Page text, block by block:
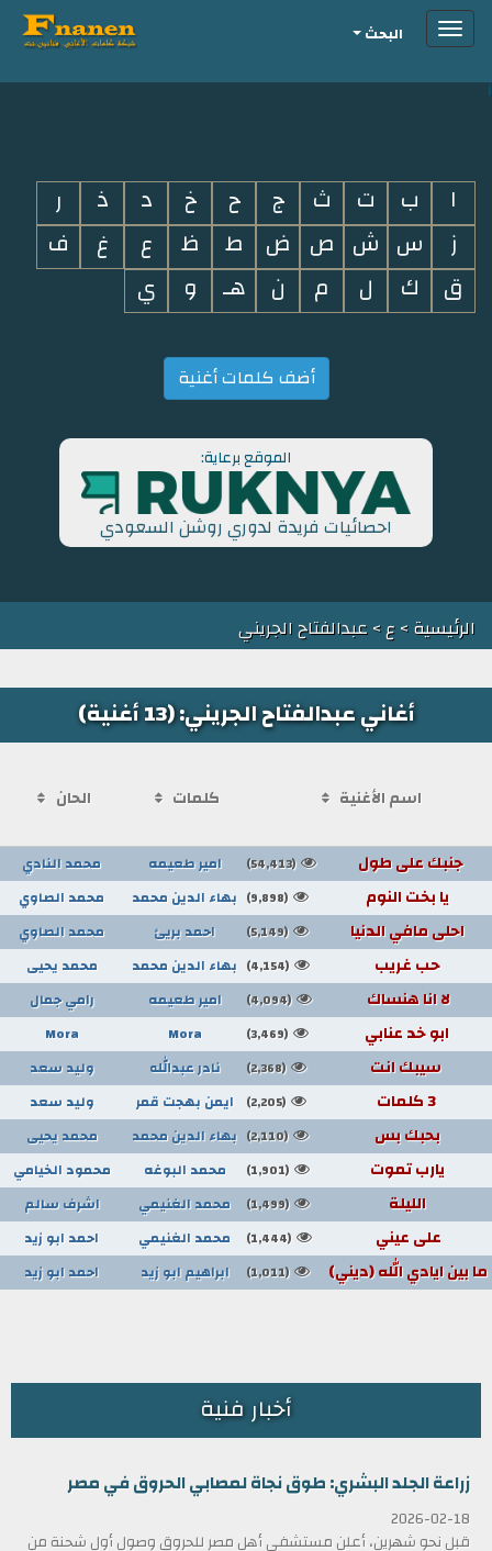
i
Toggleالبحث
ا ب ت ث ج ح خ د ذ
ر
ز
س ش ص ض ط ظ ع غ
ف
ق
ك ل م ن هـ و ي
أضف كلمات أغنية
الموقع برعاية:
احصائيات فريدة لدوري روشن السعودي
الرئيسية>ع> عبدالفتاح الجريني
أغاني عبدالفتاح الجريني: (13 أغنية)
اسم الأغنية كلمات الحان
جنبك على طول (54,413) امير طعيمه محمد النادي
يا بخت النوم (9,898) بهاء الدين محمد محمد الصاوي
احلى مافي الدنيا (5,149) احمد بريئ محمد الصاوي
حب غريب (4,154) بهاء الدين محمد محمد يحيى
لا انا هنساك (4,094) امير طعيمه رامي جمال
ابو خد عنابي (3,469)
Mora
Mora
سيبك انت (2,368) نادر عبدالله وليد سعد
3 كلمات (2,205) ايمن بهجت قمر وليد سعد
بحبك بس (2,110) بهاء الدين محمد محمد يحيى
يارب تموت (1,901) محمد البوغه محمود الخيامي
الليلة (1,499) محمد الغنيمي اشرف سالم
على عيني (1,444) محمد الغنيمي احمد ابو زيد
ما بين ايادي الله (ديني) (1,011) ابراهيم ابو زيد احمد ابو زيد
أخبار فنية
زراعة الجلد البشري: طوق نجاة لمصابي الحروق في مصر
2026-02-18
قبل نحو شهرين، أعلن مستشفى أهل مصر للحروق وصول أول شحنة من